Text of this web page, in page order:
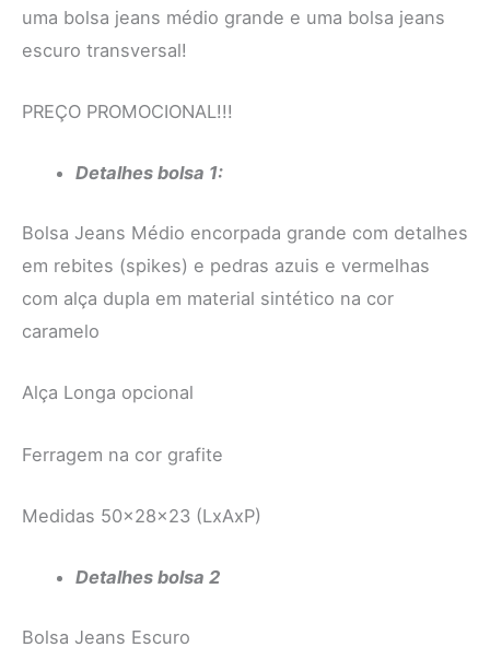
uma bolsa jeans médio grande e uma bolsa jeans
escuro transversal!
PREÇO PROMOCIONAL!!!
Detalhes bolsa 1:
Bolsa Jeans Médio encorpada grande com detalhes
em rebites (spikes) e pedras azuis e vermelhas
com alça dupla em material sintético na cor
caramelo
Alça Longa opcional
Ferragem na cor grafite
Medidas 50x28x23 (LxAxP)
Detalhes bolsa 2
Bolsa Jeans Escuro